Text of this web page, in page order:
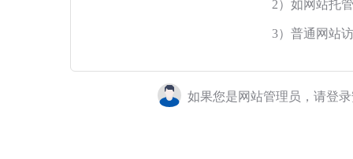
2）如网站托
3）普通网站
如果您是网站管理员，请登